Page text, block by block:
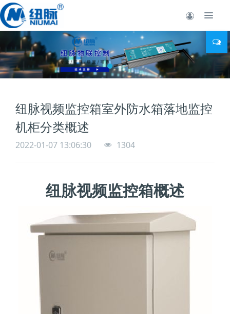
纽脉视频监控箱室外防水箱落地监控
机柜分类概述
2022-01-07 13:06:30 1304
纽脉视频监控箱概述